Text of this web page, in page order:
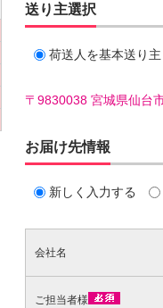
送り主選択
荷送人を基本送り
〒9830038 宮城県仙台
お届け先情報
新しく入力する
会社名
ご担当者様